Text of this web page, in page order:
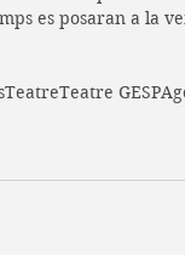
es posaran a la
TeatreTeatre GESPA